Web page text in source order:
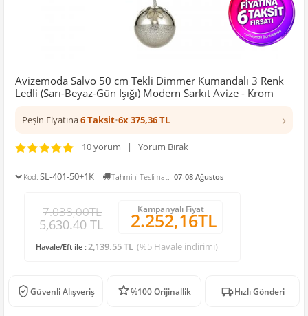
Avizemoda Salvo 50 cm Tekli Dimmer Kumandalı 3 Renk
Ledli (Sarı-Beyaz-Gün Işığı) Modern Sarkıt Avize - Krom
Peşin Fiyatına6 Taksit•6x 375,36 TL ›
10 yorum | Yorum Bırak
Kod: SL-401-50+1K Tahmini Teslimat: 07-08 Ağustos
7.038,00TL
5,630.40 TL
Kampanyalı Fiyat
2.252,16TL
Havale/Eft ile :2,139.55 TL (%5 Havale indirimi)
Güvenli Alışveriş %100 Orijinallik Hızlı Gönderi